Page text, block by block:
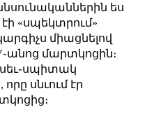
ես
«սպեկտրում»
միացնելով
մարտկոցին։
սնւում էր